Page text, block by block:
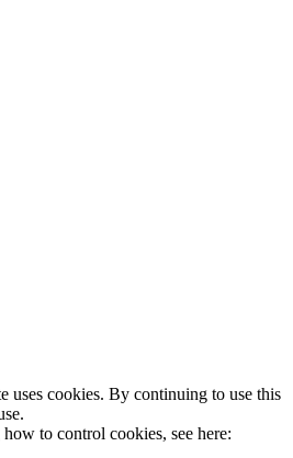
uses cookies. By continuing to use this
to control cookies, see here: